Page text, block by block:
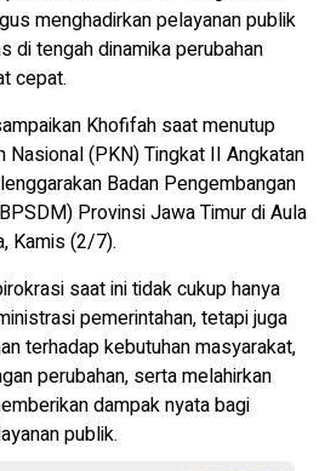
menghadirkan pelayanan publik
di tengah dinamika perubahan
cepat.
Khofifah saat menutup
Nasional (PKN) Tingkat II Angkatan
Badan Pengembangan
Provinsi Jawa Timur di Aula
Kamis (2/7).
saat ini tidak cukup hanya
pemerintahan, tetapi juga
terhadap kebutuhan masyarakat,
perubahan, serta melahirkan
dampak nyata bagi
publik.